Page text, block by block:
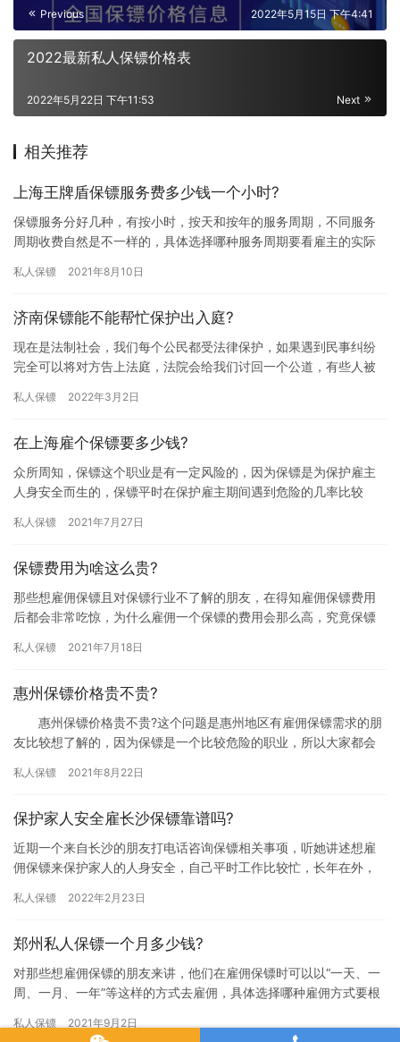
Previous 2022年5月15日 下午4:41
2022最新私人保镖价格表
Next
2022年5月22日 下午11:53
相关推荐
上海王牌盾保镖服务费多少钱一个小时?
保镖服务分好几种，有按小时，按天和按年的服务周期，不同服务
周期收费自然是不一样的，具体选择哪种服务周期要看雇主的实际
解下…
私人保镖 2021年8月10日
济南保镖能不能帮忙保护出入庭?
现在是法制社会，我们每个公民都受法律保护，如果遇到民事纠纷
完全可以将对方告上法庭，法院会给我们讨回一个公道，有些人被
南保镖…
私人保镖 2022年3月2日
在上海雇个保镖要多少钱?
众所周知，保镖这个职业是有一定风险的，因为保镖是为保护雇主
人身安全而生的，保镖平时在保护雇主期间遇到危险的几率比较
上海…
私人保镖 2021年7月27日
保镖费用为啥这么贵?
那些想雇佣保镖且对保镖行业不了解的朋友，在得知雇佣保镖费用
后都会非常吃惊，为什么雇佣一个保镖的费用会那么高，究竟保镖
界…
私人保镖 2021年7月18日
惠州保镖价格贵不贵?
惠州保镖价格贵不贵?这个问题是惠州地区有雇佣保镖需求的朋
友比较想了解的，因为保镖是一个比较危险的职业，所以大家都会
格贵…
私人保镖 2021年8月22日
保护家人安全雇长沙保镖靠谱吗?
近期一个来自长沙的朋友打电话咨询保镖相关事项，听她讲述想雇
佣保镖来保护家人的人身安全，自己平时工作比较忙，长年在外，
保护他…
私人保镖 2022年2月23日
郑州私人保镖一个月多少钱?
对那些想雇佣保镖的朋友来讲，他们在雇佣保镖时可以以“一天、一
周、一月、一年”等这样的方式去雇佣，具体选择哪种雇佣方式要根
我…
私人保镖 2021年9月2日